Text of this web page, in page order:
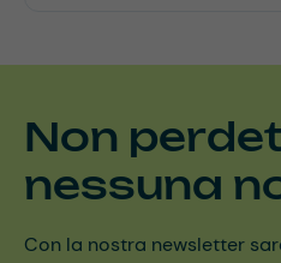
Non
nessuna
Con la nostra newsletter